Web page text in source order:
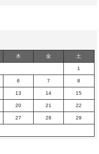
木 金 土
1
6 7 8
13 14 15
20 21 22
27 28 29